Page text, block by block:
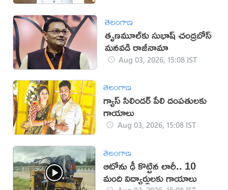
తెలంగాణ
తృణమూల్‌కు సుభాష్‌ చంద్రబోస్‌
మనవడి రాజీనామా
Aug 03, 2026, 15:08 IST
తెలంగాణ
గ్యాస్ సిలిండర్ పేలి దంపతులకు
గాయాలు
Aug 03, 2026, 15:08 IST
తెలంగాణ
ఆటోను ఢీ కొట్టిన లారీ.. 10
మంది విద్యార్థులకు గాయాలు